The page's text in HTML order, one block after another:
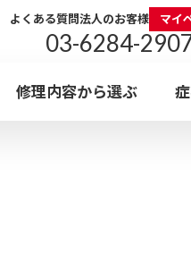
よくある質問法人のお客様 マイ
03-6284-
修理内容から選ぶ
と